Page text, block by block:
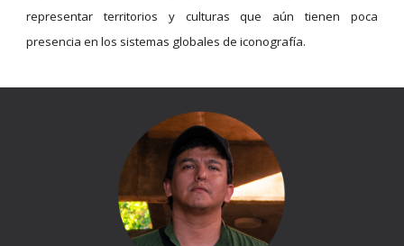
representar territorios y culturas que aún tienen poca
presencia en los sistemas globales de iconografía.